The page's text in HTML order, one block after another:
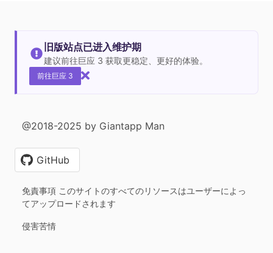
旧版站点已进入维护期
建议前往巨应 3 获取更稳定、更好的体验。
前往巨应 3
@2018-2025 by Giantapp Man
GitHub
免責事項 このサイトのすべてのリソースはユーザーによっ
てアップロードされます
侵害苦情